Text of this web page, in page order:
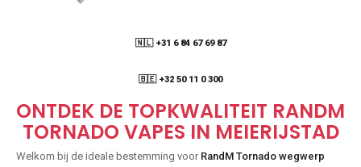
🇳🇱 +31 6 84 67 69 87
🇧🇪 +32 50 11 0 300
ONTDEK DE TOPKWALITEIT RANDM
TORNADO VAPES IN MEIERIJSTAD
Welkom bij de ideale bestemming voor RandM Tornado wegwerp